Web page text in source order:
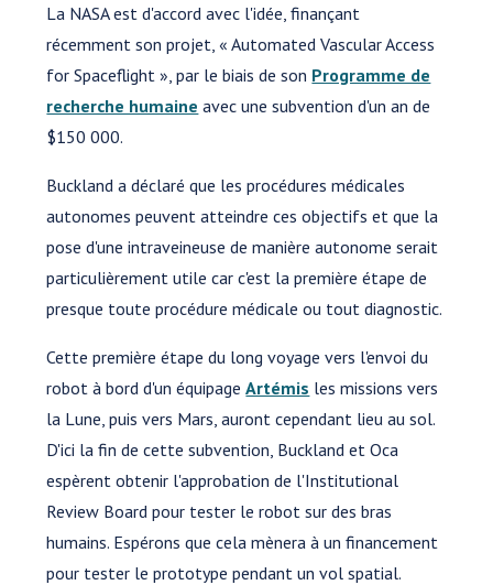
La NASA est d'accord avec l'idée, finançant
récemment son projet, « Automated Vascular Access
for Spaceflight », par le biais de son Programme de
recherche humaine avec une subvention d'un an de
$150 000.
Buckland a déclaré que les procédures médicales
autonomes peuvent atteindre ces objectifs et que la
pose d'une intraveineuse de manière autonome serait
particulièrement utile car c'est la première étape de
presque toute procédure médicale ou tout diagnostic.
Cette première étape du long voyage vers l'envoi du
robot à bord d'un équipageArtémis les missions vers
la Lune, puis vers Mars, auront cependant lieu au sol.
D'ici la fin de cette subvention, Buckland et Oca
espèrent obtenir l'approbation de l'Institutional
Review Board pour tester le robot sur des bras
humains. Espérons que cela mènera à un financement
pour tester le prototype pendant un vol spatial.